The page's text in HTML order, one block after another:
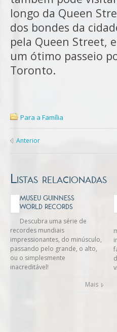
longo da Queen
dos bondes da
pela Queen Street,
um ótimo passeio
Toronto.
Para a Família
Anterior
Listas relacionadas
MUSEU GUINNESS
WORLD RECORDS
Descubra uma série de
recordes mundiais
impressionantes, do minúsculo,
passando pelo grande, o alto,
ou o simplesmente
inacreditável!
Mais